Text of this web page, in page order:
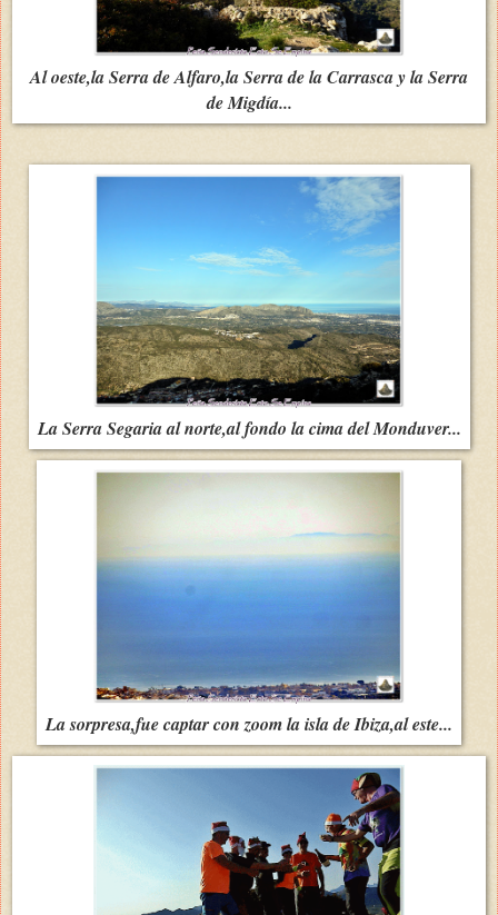
Al oeste,la Serra de Alfaro,la Serra de la Carrasca y la Serra
de Migdía...
La Serra Segaria al norte,al fondo la cima del Monduver...
La sorpresa,fue captar con zoom la isla de Ibiza,al este...